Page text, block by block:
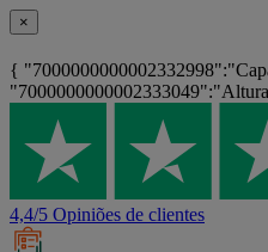
×
{
4,4/5 Opiniões de clientes